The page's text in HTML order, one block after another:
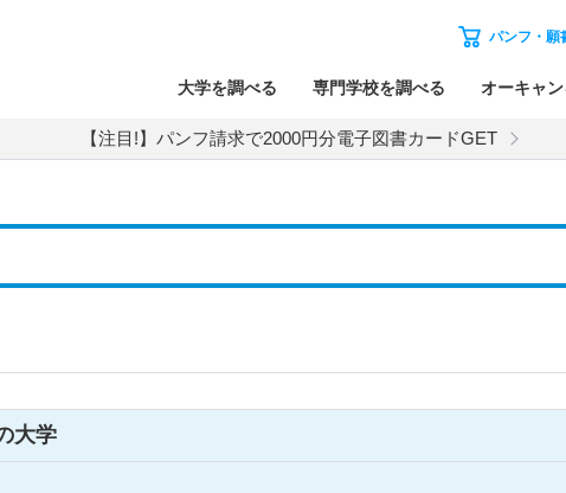
パンフ・願
大学を調べる 専門学校を調べる オーキャ
【注目!】パンフ請求で2000円分電子図書カードGET
大学